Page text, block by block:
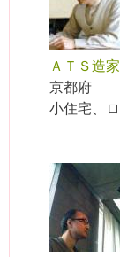
ＡＴＳ造
京都府
小住宅、